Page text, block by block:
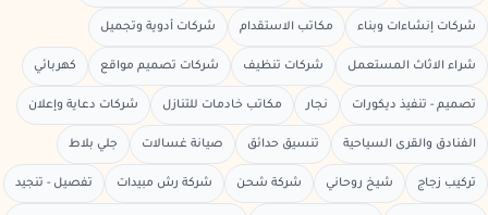
شركات إنشاءات وبناء مكاتب الاستقدام شركات أدوية وتجميل
شراء الاثاث المستعمل شركات تنظيف شركات تصميم مواقع كهربائي
تصميم - تنفيذ ديكورات نجار مكاتب خادمات للتنازل شركات دعاية وإعلان
الفنادق والقرى السياحية تنسيق حدائق صيانة غسالات جلي بلاط
تركيب زجاج شيخ روحاني شركة شحن شركة رش مبيدات تفصيل - تنجيد